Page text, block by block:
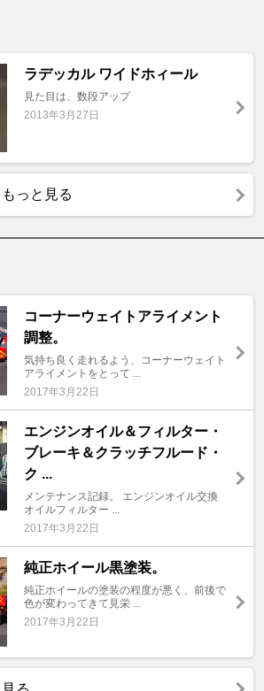
ラデッカル ワイドホィール
見た目は、数段アップ
2013年3月27日
っと見る
コーナーウェイトアライメント
調整。
気持ち良く走れるよう、コーナーウェイト
アライメントをとって ...
2017年3月22日
エンジンオイル＆フィルター・
ブレーキ＆クラッチフルード・
ク ...
メンテナンス記録。 エンジンオイル交換
オイルフィルター ...
2017年3月22日
純正ホイール黒塗装。
純正ホイールの塗装の程度が悪く、前後で
色が変わってきて見栄 ...
2017年3月22日